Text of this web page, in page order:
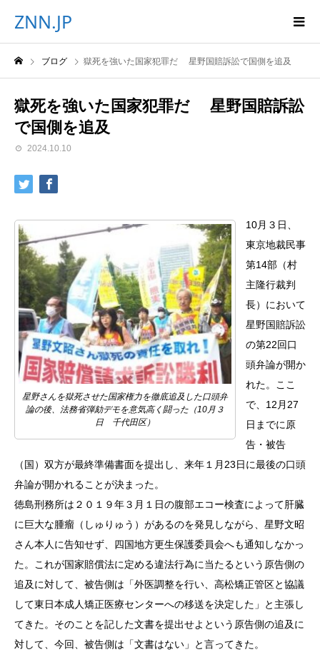
ZNN.JP
ブログ 獄死を強いた国家犯罪だ 星野国賠訴訟で国側を追及
獄死を強いた国家犯罪だ 星野国賠訴訟
で国側を追及
2024.10.10
星野さんを獄死させた国家権力を徹底追及した口頭弁
論の後、法務省弾劾デモを意気高く闘った（10月３
日 千代田区）
10月３日、
東京地裁民事
第14部（村
主隆行裁判
長）において
星野国賠訴訟
の第22回口
頭弁論が開か
れた。ここ
で、12月27
日までに原
告・被告
（国）双方が最終準備書面を提出し、来年１月23日に最後の口頭
弁論が開かれることが決まった。
徳島刑務所は２０１９年３月１日の腹部エコー検査によって肝臓
に巨大な腫瘤（しゅりゅう）があるのを発見しながら、星野文昭
さん本人に告知せず、四国地方更生保護委員会へも通知しなかっ
た。これが国家賠償法に定める違法行為に当たるという原告側の
追及に対して、被告側は「外医調整を行い、高松矯正管区と協議
して東日本成人矯正医療センターへの移送を決定した」と主張し
てきた。そのことを記した文書を提出せよという原告側の追及に
対して、今回、被告側は「文書はない」と言ってきた。